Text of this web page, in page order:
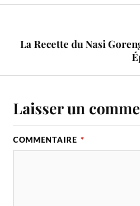
La Recette du Nasi
Laisser un
COMMENTAIRE *